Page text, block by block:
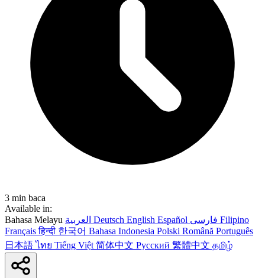
3 min baca
Available in:
Bahasa Melayu
Deutsch English Español
Filipino
Françaisहिन्दी 한국어 Bahasa Indonesia Polski Română Português
日本語ไทย Tiếng Việt 简体中文 Русский 繁體中文 தமிழ்